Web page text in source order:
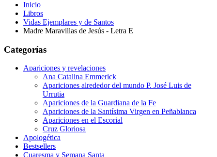
Inicio
Libros
Vidas Ejemplares y de Santos
Madre Maravillas de Jesús - Letra E
Categorías
Apariciones y revelaciones
Ana Catalina Emmerick
Apariciones alrededor del mundo P. José Luis de
Urrutia
Apariciones de la Guardiana de la Fe
Apariciones de la Santísima Virgen en Peñablanca
Apariciones en el Escorial
Cruz Gloriosa
Apologética
Bestsellers
Cuaresma y Semana Santa